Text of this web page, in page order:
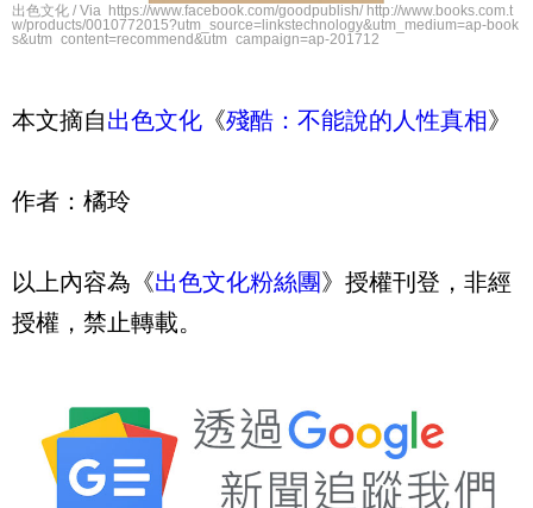
出色文化 / Via https://www.facebook.com/goodpublish/ http://www.books.com.t
w/products/0010772015?utm_source=linkstechnology&utm_medium=ap-book
s&utm_content=recommend&utm_campaign=ap-201712
本文摘自出色文化 《殘酷：不能說的人性真相》
作者：橘玲
以上內容為《出色文化粉絲團》授權刊登，非經
授權，禁止轉載。